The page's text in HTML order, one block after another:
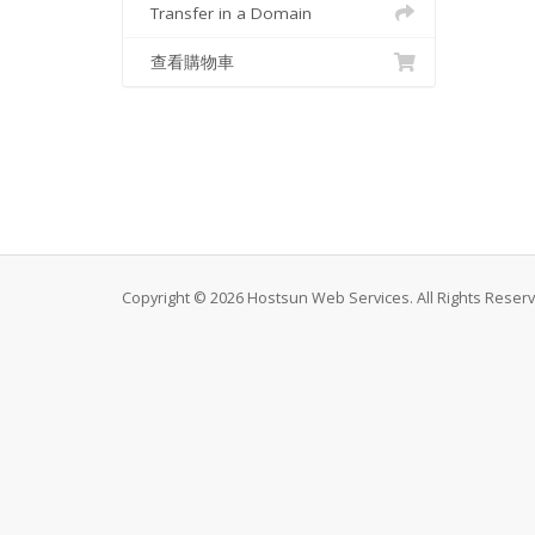
Transfer in a Domain
查看購物車
Copyright © 2026 Hostsun Web Services. All Rights